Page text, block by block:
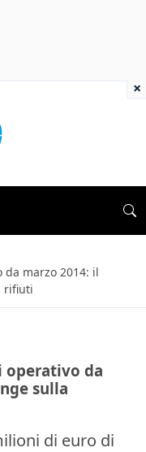
marzo 2014: il
rifiuti
operativo da
sulla
di euro di
×